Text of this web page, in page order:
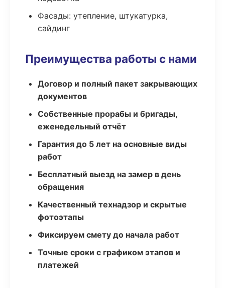
Фасады: утепление, штукатурка,
сайдинг
Преимущества работы с нами
Договор и полный пакет закрывающих
документов
Собственные прорабы и бригады,
еженедельный отчёт
Гарантия до 5 лет на основные виды
работ
Бесплатный выезд на замер в день
обращения
Качественный технадзор и скрытые
фотоэтапы
Фиксируем смету до начала работ
Точные сроки с графиком этапов и
платежей